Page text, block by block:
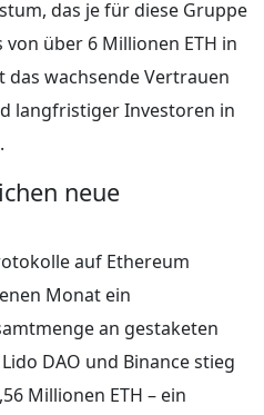
das je für diese Gruppe
über 6 Millionen ETH in
wachsende Vertrauen
langfristiger Investoren in
neue
auf Ethereum
Monat ein
an gestaketen
DAO und Binance stieg
Millionen ETH – ein